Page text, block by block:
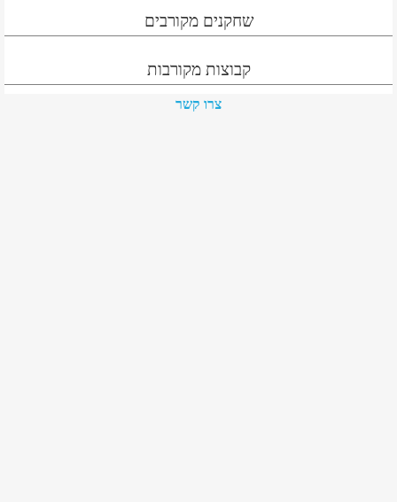
שחקנים מקורבים
קבוצות מקורבות
צרו קשר